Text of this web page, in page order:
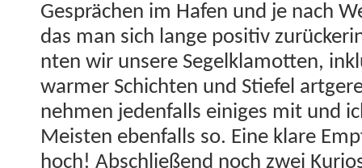
Gesprächen im Hafen und je nach
das man sich lange pos­i­tiv
nten wir unsere Segelk­lam­ot­ten,
warmer Schicht­en und Stiefel
nehmen jeden­falls einiges mit und
Meis­ten eben­falls so. Eine klare
hoch! Abschließend noch zwei